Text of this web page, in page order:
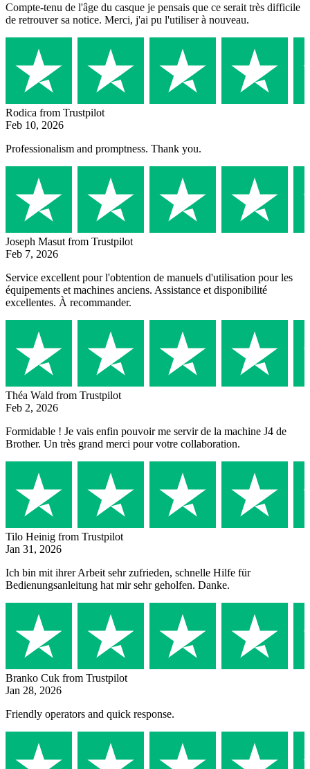
Compte-tenu de l'âge du casque je pensais que ce serait très difficile
de retrouver sa notice. Merci, j'ai pu l'utiliser à nouveau.
Rodica from Trustpilot
Feb 10, 2026
Professionalism and promptness. Thank you.
Joseph Masut from Trustpilot
Feb 7, 2026
Service excellent pour l'obtention de manuels d'utilisation pour les
équipements et machines anciens. Assistance et disponibilité
excellentes. À recommander.
Théa Wald from Trustpilot
Feb 2, 2026
Formidable ! Je vais enfin pouvoir me servir de la machine J4 de
Brother. Un très grand merci pour votre collaboration.
Tilo Heinig from Trustpilot
Jan 31, 2026
Ich bin mit ihrer Arbeit sehr zufrieden, schnelle Hilfe für
Bedienungsanleitung hat mir sehr geholfen. Danke.
Branko Cuk from Trustpilot
Jan 28, 2026
Friendly operators and quick response.